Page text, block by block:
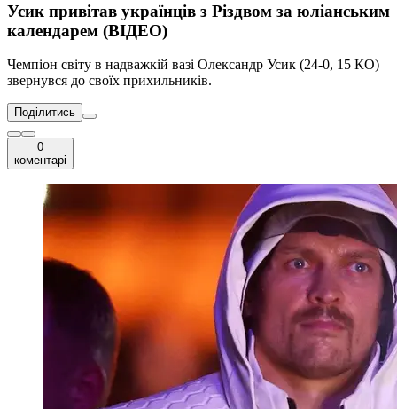
Усик привітав українців з Різдвом за юліанським
календарем (ВІДЕО)
Чемпіон світу в надважкій вазі Олександр Усик (24-0, 15 КО)
звернувся до своїх прихильників.
Поділитись
0
коментарі